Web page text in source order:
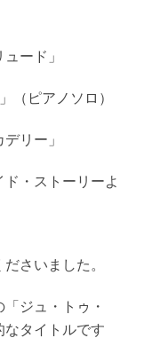
ード」
ピアノソロ）
リー」
・ストーリーよ
さいました。
ジュ・トゥ・
なタイトルです